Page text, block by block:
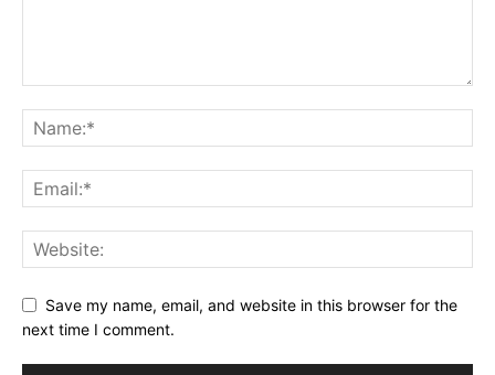
Save my name, email, and website in this browser for the
next time I comment.